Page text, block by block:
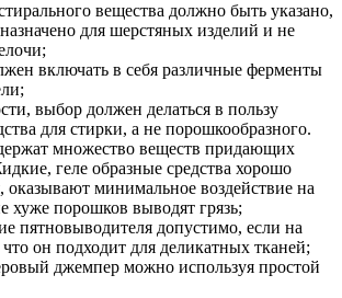
вещества должно быть указано,
для шерстяных изделий и не
включать в себя различные ферменты
выбор должен делаться в пользу
для стирки, а не порошкообразного.
множество веществ придающих
геле образные средства хорошо
минимальное воздействие на
хуже порошков выводят грязь;
пятновыводителя допустимо, если на
он подходит для деликатных тканей;
джемпер можно используя простой